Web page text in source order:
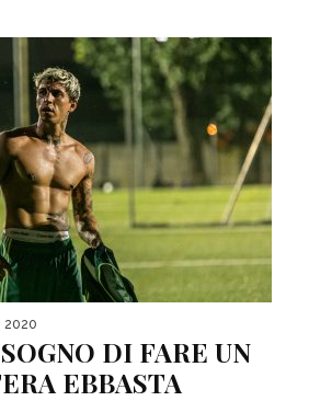
2020
DI FARE UN
EBBASTA